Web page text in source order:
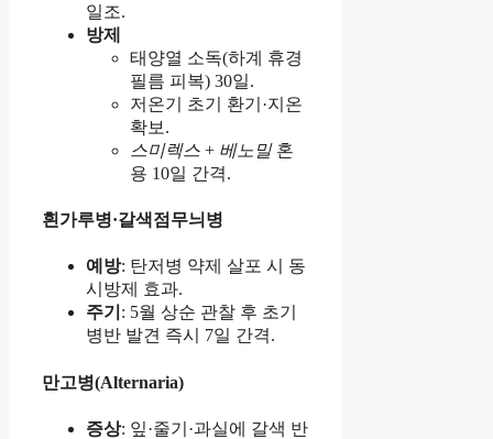
일조.
방제
태양열 소독(하계 휴경
필름 피복) 30일.
저온기 초기 환기·지온
확보.
스미렉스 + 베노밀혼
용 10일 간격.
흰가루병·갈색점무늬병
예방: 탄저병 약제 살포 시 동
시방제 효과.
주기 : 5월 상순 관찰 후 초기
병반 발견 즉시 7일 간격.
만고병(Alternaria)
증상: 잎·줄기·과실에 갈색 반